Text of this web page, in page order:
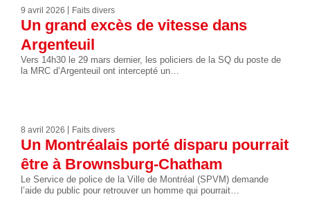
9 avril 2026 Faits divers
Un grand excès de vitesse dans
Argenteuil
Vers 14h30 le 29 mars dernier, les policiers de la SQ du poste de
la MRC d’Argenteuil ont intercepté un…
8 avril 2026 Faits divers
Un Montréalais porté disparu pourrait
être à Brownsburg-Chatham
Le Service de police de la Ville de Montréal (SPVM) demande
l’aide du public pour retrouver un homme qui pourrait…